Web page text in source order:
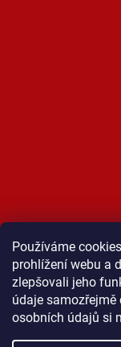
Používáme
prohlížení webu a
zlepšovali jeho
údaje
osobních údajů si
MOST
Zásady